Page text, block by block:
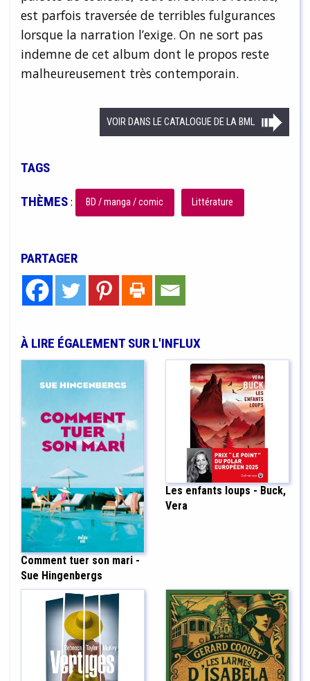
est parfois traversée de terribles fulgurances
lorsque la narration l’exige. On ne sort pas
indemne de cet album dont le propos reste
malheureusement très contemporain.
VOIR DANS LE CATALOGUE DE LA BML
TAGS
THÈMES: BD / manga / comic Littérature
PARTAGER
À LIRE ÉGALEMENT SUR L'INFLUX
Comment tuer son mari -
Sue Hingenbergs
Les enfants loups - Buck,
Vera